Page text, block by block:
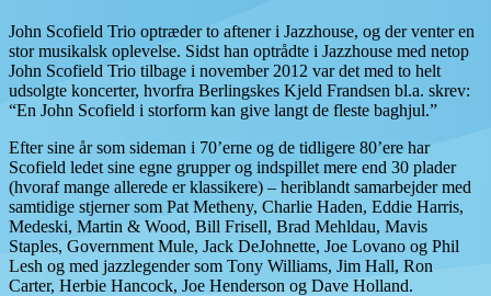
John Scofield Trio optræder to aftener i Jazzhouse, og der venter en
stor musikalsk oplevelse. Sidst han optrådte i Jazzhouse med netop
John Scofield Trio tilbage i november 2012 var det med to helt
udsolgte koncerter, hvorfra Berlingskes Kjeld Frandsen bl.a. skrev:
“En John Scofield i storform kan give langt de fleste baghjul.”
Efter sine år som sideman i 70’erne og de tidligere 80’ere har
Scofield ledet sine egne grupper og indspillet mere end 30 plader
(hvoraf mange allerede er klassikere) – heriblandt samarbejder med
samtidige stjerner som Pat Metheny, Charlie Haden, Eddie Harris,
Medeski, Martin & Wood, Bill Frisell, Brad Mehldau, Mavis
Staples, Government Mule, Jack DeJohnette, Joe Lovano og Phil
Lesh og med jazzlegender som Tony Williams, Jim Hall, Ron
Carter, Herbie Hancock, Joe Henderson og Dave Holland.